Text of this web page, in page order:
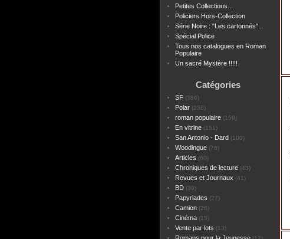
Petites Collections...
Policiers Hors-Collection
Série Noire : "Les cartonnés"...
Spécial Police
Tous nos catalogues en Roman
Populaire
Un sacré Mystère !!!!!
Catégories
SF (386)
Polar (236)
roman populaire (159)
En vitrine (151)
San Antonio - Dard (100)
Woodingue (78)
Articles (60)
Chroniques de lecture (43)
Revues et Journaux (41)
BD (30)
Papyriades (27)
Camion (26)
Cinéma (15)
Vente par lots (13)